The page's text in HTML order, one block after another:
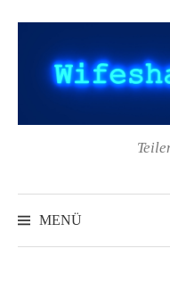
Inhalt
MENÜ